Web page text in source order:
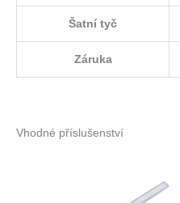
Šatní tyč
Záruka
Vhodné příslušenství